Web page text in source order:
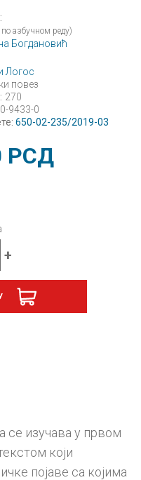
азбучном реду)
Богдановић
Логос
повез
270
9433-0
650-02-235/2019-03
РСД
+
се изучава у првом
који
појаве са којима